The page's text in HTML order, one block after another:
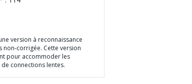
version à reconnaissance
non-corrigée. Cette version
pour accommoder les
connections lentes.